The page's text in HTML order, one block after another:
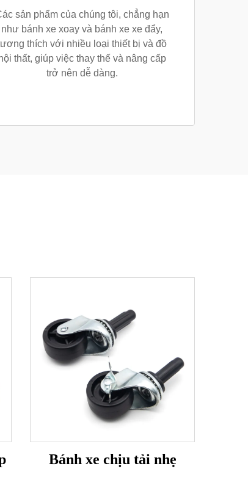
sản phẩm của chúng tôi, chẳng hạn
như bánh xe xoay và bánh xe xe đẩy,
thích với nhiều loại thiết bị và đồ
thất, giúp việc thay thế và nâng cấp
trở nên dễ dàng.
Bánh xe chịu tải nhẹ